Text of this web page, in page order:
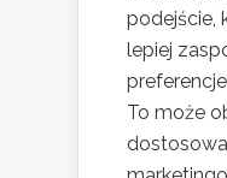
podejście,
lepiej
To może